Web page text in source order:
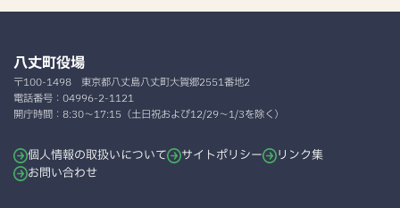
八丈町役場
〒100-1498 東京都八丈島八丈町大賀郷2551番地2
電話番号： 04996-2-1121
開庁時間： 8:30～17:15（土日祝および12/29～1/3を除く）
個人情報の取扱いについて サイトポリシー
リンク集
お問い合わせ